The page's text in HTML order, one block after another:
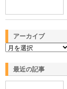
アーカイブ
最近の記事